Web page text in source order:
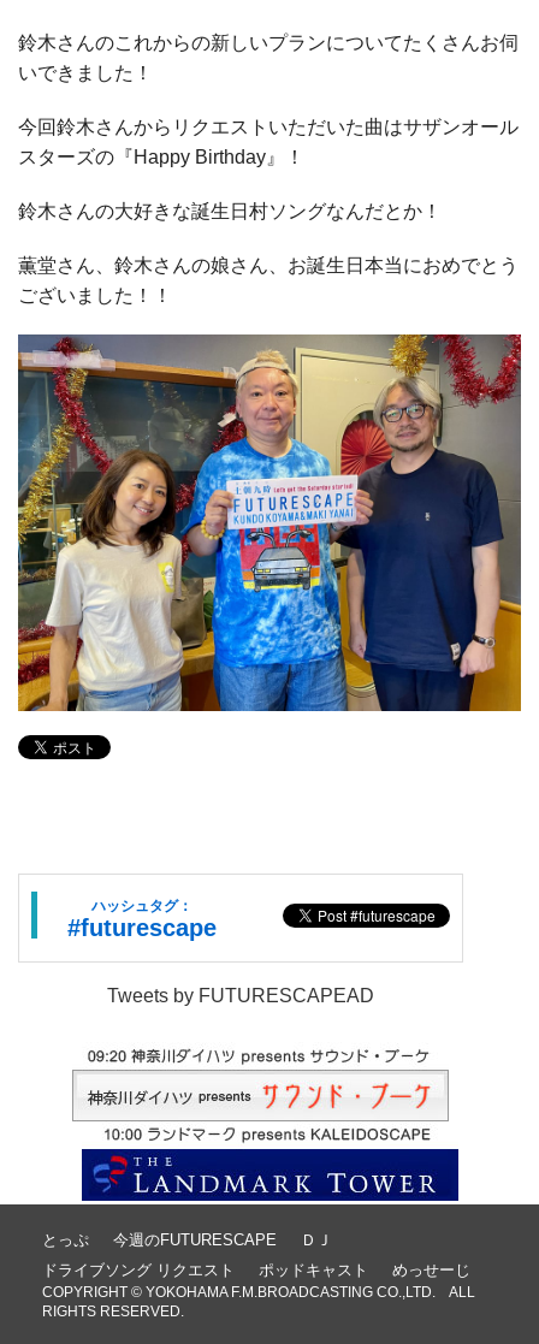
鈴木さんのこれからの新しいプランについてたくさんお伺
いできました！
今回鈴木さんからリクエストいただいた曲はサザンオール
スターズの『Happy Birthday』！
鈴木さんの大好きな誕生日村ソングなんだとか！
薫堂さん、鈴木さんの娘さん、お誕生日本当におめでとう
ございました！！
ハッシュタグ：
#futurescape
Tweets by FUTURESCAPEAD
とっぷ 今週のFUTURESCAPE
ＤＪ
ドライブソング リクエスト
ポッドキャスト めっせーじ
COPYRIGHT © YOKOHAMA F.M.BROADCASTING CO.,LTD. ALL
RIGHTS RESERVED.